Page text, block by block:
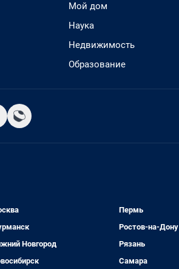
Мой дом
Наука
Недвижимость
Образование
Новгород
Пермь
Ростов-на-Дону
Рязань
Самара